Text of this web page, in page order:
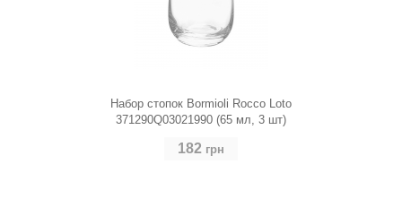
Набор стопок Bormioli Rocco Loto
371290Q03021990 (65 мл, 3 шт)
182 грн